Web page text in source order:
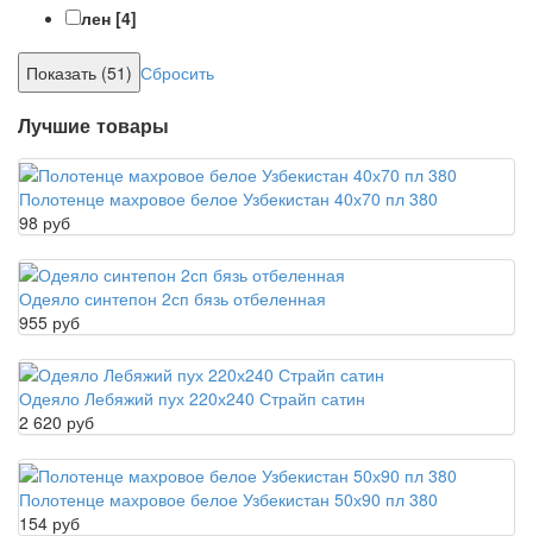
лен [4]
Сбросить
Лучшие товары
Полотенце махровое белое Узбекистан 40х70 пл 380
98 руб
Одеяло синтепон 2сп бязь отбеленная
955 руб
Одеяло Лебяжий пух 220х240 Страйп сатин
2 620 руб
Полотенце махровое белое Узбекистан 50х90 пл 380
154 руб